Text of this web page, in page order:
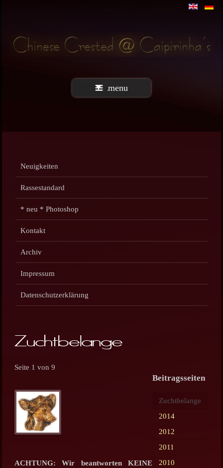
menu
Neuigkeiten
Rassestandard
* neu * Photoshop
Kontakt
Archiv
Impressum
Datenschutzerklärung
Zuchtbelange
Beitragsseiten
Zuchtbelange
2014
2012
2011
2010
Seite 1 von 9
ACHTUNG: Wir beantworten KEINE